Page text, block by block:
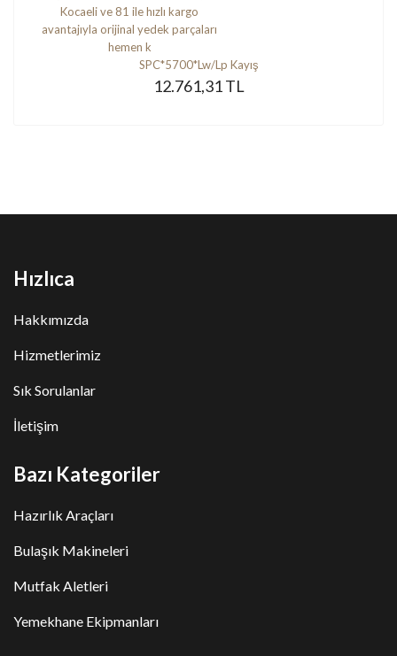
SPC*5700*Lw/Lp Kayış
12.761,31 TL
Hızlıca
Hakkımızda
Hizmetlerimiz
Sık Sorulanlar
İletişim
Bazı Kategoriler
Hazırlık Araçları
Bulaşık Makineleri
Mutfak Aletleri
Yemekhane Ekipmanları